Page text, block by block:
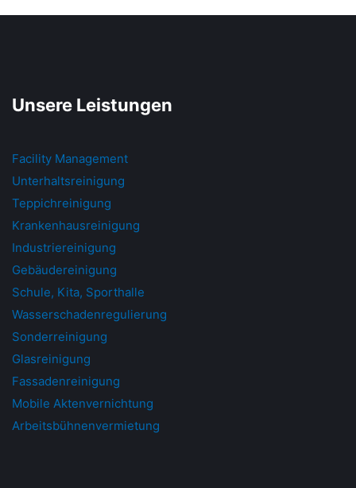
Unsere Leistungen
Facility Management
Unterhaltsreinigung
Teppichreinigung
Krankenhausreinigung
Industriereinigung
Gebäudereinigung
Schule, Kita, Sporthalle
Wasserschadenregulierung
Sonderreinigung
Glasreinigung
Fassadenreinigung
Mobile Aktenvernichtung
Arbeitsbühnenvermietung